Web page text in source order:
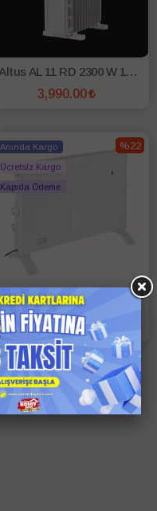
Altus AL 11 RD 2300 W 11 Dilim Yağlı Radyatör
3,990.00
%22
Anında Kargo
Ücretsiz Kargo
Kapıda Ödeme
1,949.00
2,500.00 TL
SEPETE EKLE